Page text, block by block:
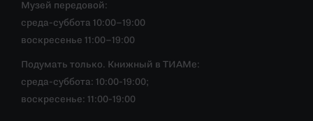
Музей передовой:
среда-суббота 10:00–19:00
воскресенье 11:00–19:00
Подумать только. Книжный в ТИАМе:
среда-суббота: 10:00-19:00;
воскресенье: 11:00-19:00